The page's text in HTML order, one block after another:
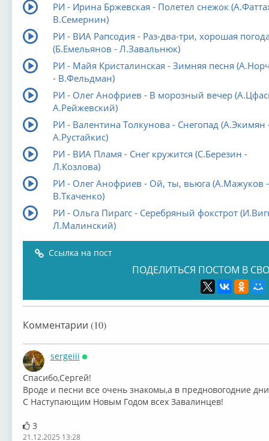
РИ - Ирина Бржевская - Полетел снежок
В.Семернин)
РИ - ВИА Рапсодия - Раз-два-три, хорошая
(Б.Емельянов - Л.Завальнюк)
РИ - Майя Кристалинская - Зимняя песня
- В.Фельдман)
РИ - Олег Анофриев - В морозный вечер
А.Рейжевский)
РИ - Валентина Толкунова - Снегопад (А.Экимян
А.Рустайкис)
РИ - ВИА Пламя - Снег кружится (С.Березин -
Л.Козлова)
РИ - Олег Анофриев - Ой, ты, вьюга (А.Мажуков -
В.Ткаченко)
РИ - Ольга Пирагс - Серебряный фокстрот
Л.Малинский)
Ссылка на пост
ПОДЕЛИТЬСЯ ПОСТОМ В
Комментарии (10)
sergeiii
Спасибо,Сергей!
Вроде и песни все очень знакомы,а в предновогодние
С Наступающим Новым Годом всех Завалинцев!
3
21.12.2025 13:28